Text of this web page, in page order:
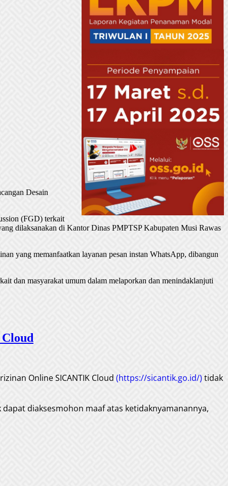
Desain
(FGD) terkait
dilaksanakan di Kantor Dinas PMPTSP Kabupaten Musi Rawas
yang memanfaatkan layanan pesan instan WhatsApp, dibangun
dan masyarakat umum dalam melaporkan dan menindaklanjuti
Online SICANTIK Cloud (https://sicantik.go.id/) tidak
diaksesmohon maaf atas ketidaknyamanannya,